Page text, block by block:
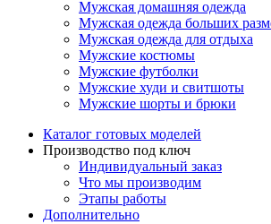
Мужская домашняя одежда
Мужская одежда больших
Мужская одежда для отдыха
Мужские костюмы
Мужские футболки
Мужские худи и свитшоты
Мужские шорты и брюки
Каталог готовых моделей
Производство под ключ
Индивидуальный заказ
Что мы производим
Этапы работы
Дополнительно